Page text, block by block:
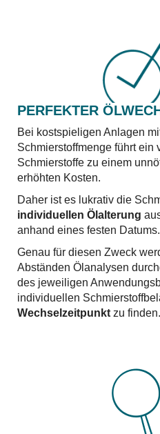
PERFEKTER
Bei kostspieligen Anlagen
Schmierstoffmenge führt ein
Schmierstoffe zu einem
erhöhten Kosten.
Daher ist es lukrativ die
individuellen Ölalterung
anhand eines festen Datums.
Genau für diesen Zweck
Abständen Ölanalysen
des jeweiligen
individuellen
Wechselzeitpunkt zu finden.